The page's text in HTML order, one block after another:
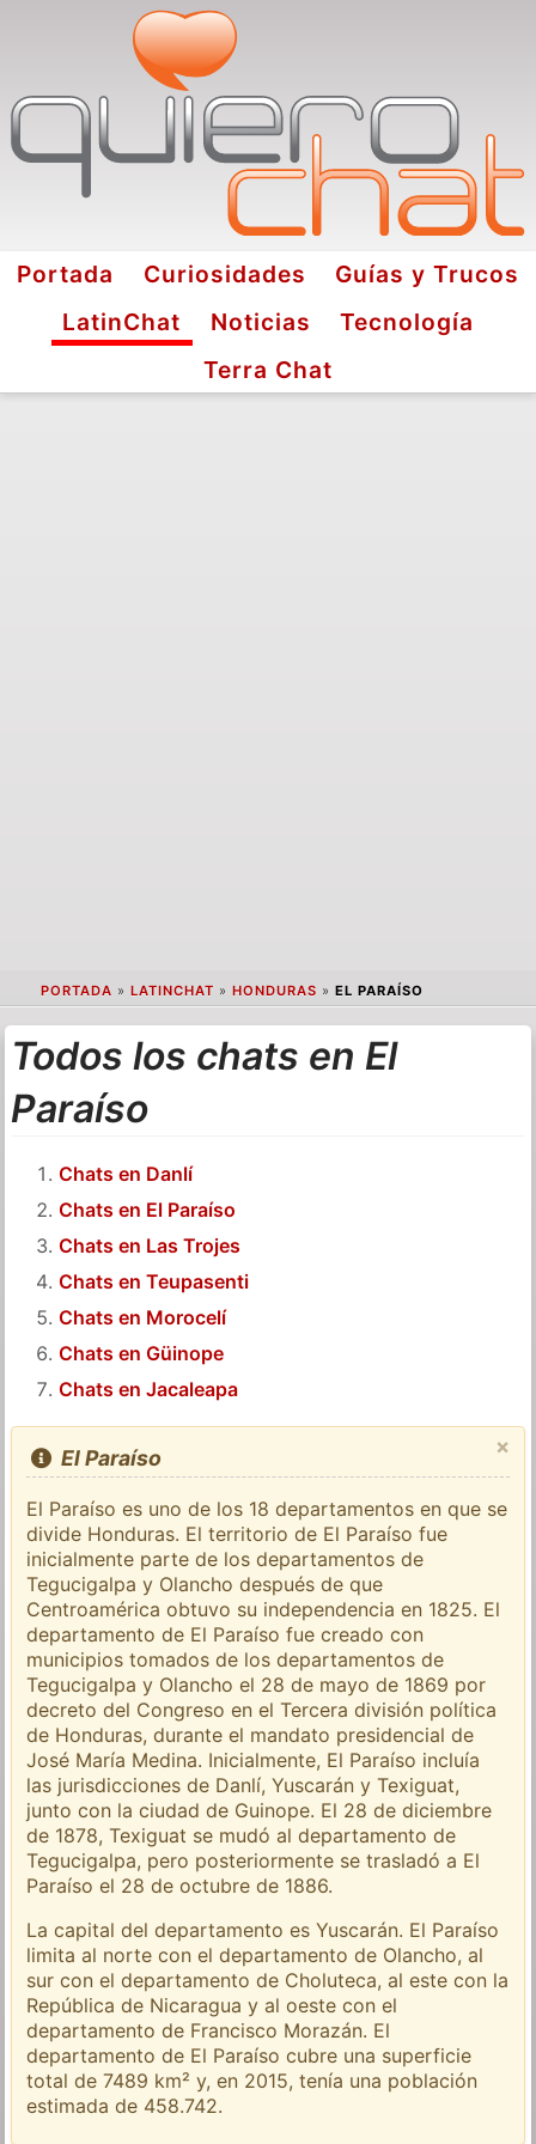
Portada Curiosidades
Guías y Trucos
LatinChat
Noticias
Tecnología
Terra Chat
PORTADA » LATINCHAT » HONDURAS » EL PARAÍSO
Todos los chats en El
Paraíso
Chats en Danlí
Chats en El Paraíso
Chats en Las Trojes
Chats en Teupasenti
Chats en Morocelí
Chats en Güinope
Chats en Jacaleapa
×
El Paraíso
El Paraíso es uno de los 18 departamentos en que se
divide Honduras. El territorio de El Paraíso fue
inicialmente parte de los departamentos de
Tegucigalpa y Olancho después de que
Centroamérica obtuvo su independencia en 1825. El
departamento de El Paraíso fue creado con
municipios tomados de los departamentos de
Tegucigalpa y Olancho el 28 de mayo de 1869 por
decreto del Congreso en el Tercera división política
de Honduras, durante el mandato presidencial de
José María Medina. Inicialmente, El Paraíso incluía
las jurisdicciones de Danlí, Yuscarán y Texiguat,
junto con la ciudad de Guinope. El 28 de diciembre
de 1878, Texiguat se mudó al departamento de
Tegucigalpa, pero posteriormente se trasladó a El
Paraíso el 28 de octubre de 1886.
La capital del departamento es Yuscarán. El Paraíso
limita al norte con el departamento de Olancho, al
sur con el departamento de Choluteca, al este con la
República de Nicaragua y al oeste con el
departamento de Francisco Morazán. El
departamento de El Paraíso cubre una superficie
total de 7489 km² y, en 2015, tenía una población
estimada de 458.742.